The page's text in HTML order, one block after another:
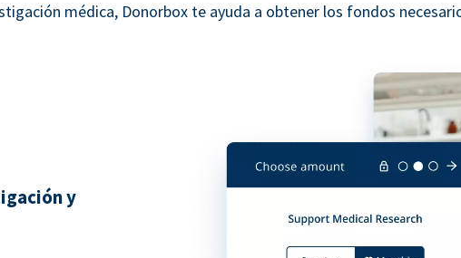
médica, Donorbox te ayuda a obtener los fondos
y